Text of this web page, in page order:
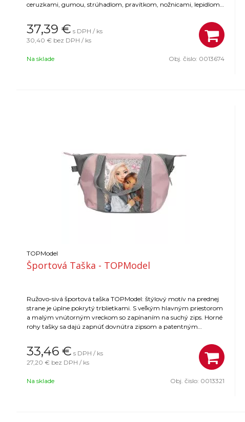
ceruzkami, gumou, strúhadlom, pravítkom, nožnicami, lepidlom
polyester
37,39 € s DPH / ks
30,40 € bez DPH / ks
Na sklade Obj. čislo: 0013674
TOPModel
Športová Taška - TOPModel
Ružovo-sivá športová taška TOPModel: štýlový motív na prednej
strane je úplne pokrytý trblietkami. S veľkým hlavným priestorom
a malým vnútorným vreckom so zapínaním na suchý zips. Horné
rohy tašky sa dajú zapnúť dovnútra zipsom a patentným
% polyester; Lemovanie: 100 % PVC
33,46 € s DPH / ks
27,20 € bez DPH / ks
Na sklade Obj. čislo: 0013321